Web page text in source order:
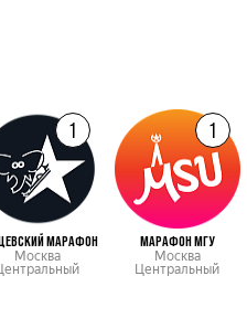
1
МАРАФОН
Москва
1
МАРАФОН МГУ
Москва
Центральный